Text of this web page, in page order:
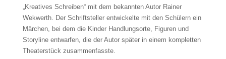
„Kreatives Schreiben“ mit dem bekannten Autor Rainer
Wekwerth. Der Schriftsteller entwickelte mit den Schülern ein
Märchen, bei dem die Kinder Handlungsorte, Figuren und
Storyline entwarfen, die der Autor später in einem kompletten
Theaterstück zusammenfasste.